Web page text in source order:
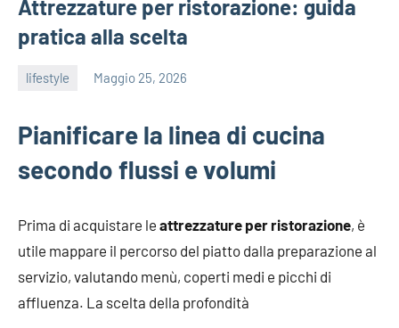
Attrezzature per ristorazione: guida
pratica alla scelta
lifestyle Maggio 25, 2026
Pianificare la linea di cucina
secondo flussi e volumi
Prima di acquistare le attrezzature per ristorazione, è
utile mappare il percorso del piatto dalla preparazione al
servizio, valutando menù, coperti medi e picchi di
affluenza. La scelta della profondità